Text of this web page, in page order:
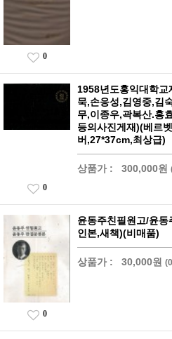
0
1958년도홍익대학
묵,손응성,김영중,김
무,이종우,곽복산.홍
등의사진게재)(베르
버,27*37cm,최상급)
상품가 : 300,000원
0
윤동주친필원고/윤
인본,새책)(비매품)
상품가 : 30,000원
0